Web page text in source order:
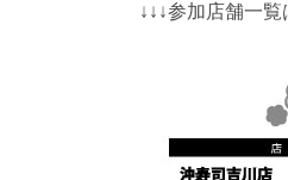
↓↓↓参加店舗一覧